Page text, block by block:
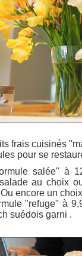
frais cuisinés
pour se
salée" à
au choix
encore un
"refuge" à
suédois garni .